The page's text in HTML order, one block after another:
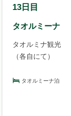
13日目
タオルミーナ
タオルミナ観光
（各自にて）
タオルミーナ泊